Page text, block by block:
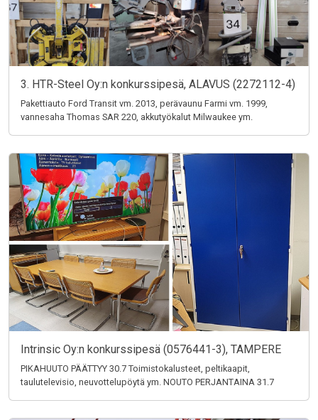
3. HTR-Steel Oy:n konkurssipesä, ALAVUS (2272112-4)
Pakettiauto Ford Transit vm. 2013, perävaunu Farmi vm. 1999,
vannesaha Thomas SAR 220, akkutyökalut Milwaukee ym.
Intrinsic Oy:n konkurssipesä (0576441-3), TAMPERE
PIKAHUUTO PÄÄTTYY 30.7 Toimistokalusteet, peltikaapit,
taulutelevisio, neuvottelupöytä ym. NOUTO PERJANTAINA 31.7